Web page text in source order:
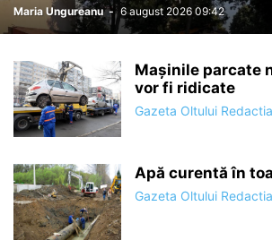
Maria Ungureanu - 6 august 2026 09:42
Mașinile parcate
vor fi ridicate
Gazeta Oltului Redactia
Apă curentă în
Gazeta Oltului Redactia